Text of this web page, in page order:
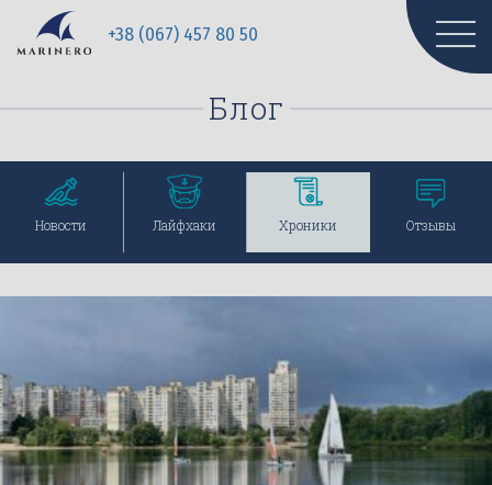
+38 (067) 457 80 50
Блог
Новости
Перейти
Лайфхаки
Перейти
Хроники
Перейти
Отзывы
Перейти